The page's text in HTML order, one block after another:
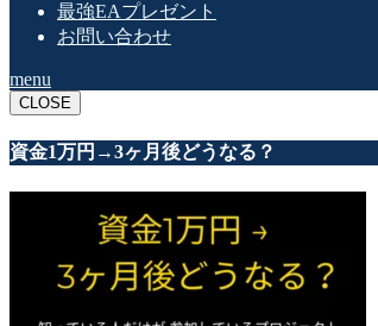
最強EAプレゼント
お問い合わせ
menu
CLOSE
資金1万円→3ヶ月後どうなる？